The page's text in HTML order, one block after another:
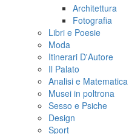
Architettura
Fotografia
Libri e Poesie
Moda
Itinerari D'Autore
Il Palato
Analisi e Matematica
Musei in poltrona
Sesso e Psiche
Design
Sport